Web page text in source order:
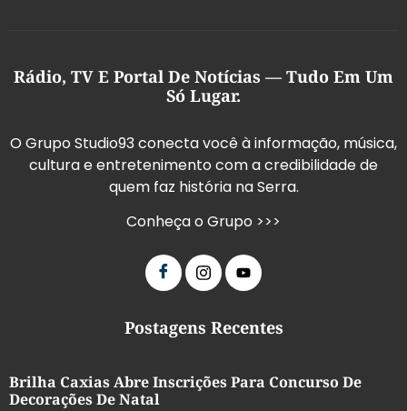
Rádio, TV E Portal De Notícias — Tudo Em Um
Só Lugar.
O Grupo Studio93 conecta você à informação, música,
cultura e entretenimento com a credibilidade de
quem faz história na Serra.
Conheça o Grupo >>>
Postagens Recentes
Brilha Caxias Abre Inscrições Para Concurso De
Decorações De Natal